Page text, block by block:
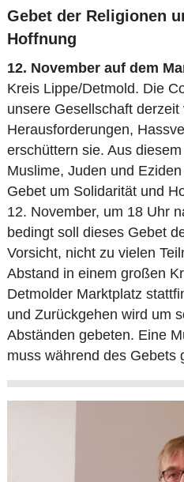
Gebet der Religionen
Hoffnung
12. November auf dem
Kreis Lippe/Detmold. Die
unsere Gesellschaft derzeit
Herausforderungen,
erschüttern sie. Aus
Muslime, Juden und
Gebet um Solidarität und
12. November, um 18 Uhr
bedingt soll dieses Gebet
Vorsicht, nicht zu vielen
Abstand in einem großen
Detmolder Marktplatz
und Zurückgehen wird um
Abständen gebeten. Eine
muss während des Gebets